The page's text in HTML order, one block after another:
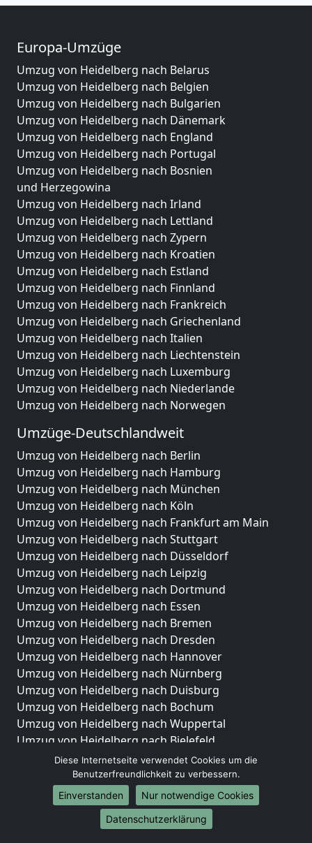
Europa-Umzüge
Umzug von Heidelberg nach Belarus
Umzug von Heidelberg nach Belgien
Umzug von Heidelberg nach Bulgarien
Umzug von Heidelberg nach Dänemark
Umzug von Heidelberg nach England
Umzug von Heidelberg nach Portugal
Umzug von Heidelberg nach Bosnien
und Herzegowina
Umzug von Heidelberg nach Irland
Umzug von Heidelberg nach Lettland
Umzug von Heidelberg nach Zypern
Umzug von Heidelberg nach Kroatien
Umzug von Heidelberg nach Estland
Umzug von Heidelberg nach Finnland
Umzug von Heidelberg nach Frankreich
Umzug von Heidelberg nach Griechenland
Umzug von Heidelberg nach Italien
Umzug von Heidelberg nach Liechtenstein
Umzug von Heidelberg nach Luxemburg
Umzug von Heidelberg nach Niederlande
Umzug von Heidelberg nach Norwegen
Umzüge-Deutschlandweit
Umzug von Heidelberg nach Berlin
Umzug von Heidelberg nach Hamburg
Umzug von Heidelberg nach München
Umzug von Heidelberg nach Köln
Umzug von Heidelberg nach Frankfurt am Main
Umzug von Heidelberg nach Stuttgart
Umzug von Heidelberg nach Düsseldorf
Umzug von Heidelberg nach Leipzig
Umzug von Heidelberg nach Dortmund
Umzug von Heidelberg nach Essen
Umzug von Heidelberg nach Bremen
Umzug von Heidelberg nach Dresden
Umzug von Heidelberg nach Hannover
Umzug von Heidelberg nach Nürnberg
Umzug von Heidelberg nach Duisburg
Umzug von Heidelberg nach Bochum
Umzug von Heidelberg nach Wuppertal
Umzug von Heidelberg nach Bielefeld
Umzug von Heidelberg nach Bonn
Umzug von Heidelberg nach Münster
Internationale-Umzüge
Umzug von Heidelberg nach Brasilien
Diese Internetseite verwendet Cookies um die
Benutzerfreundlichkeit zu verbessern.
Einverstanden
Nur notwendige Cookies
Datenschutzerklärung